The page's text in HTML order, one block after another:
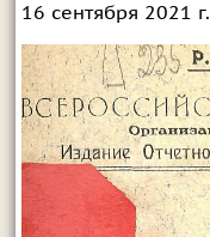
16 сентября 2021 г.